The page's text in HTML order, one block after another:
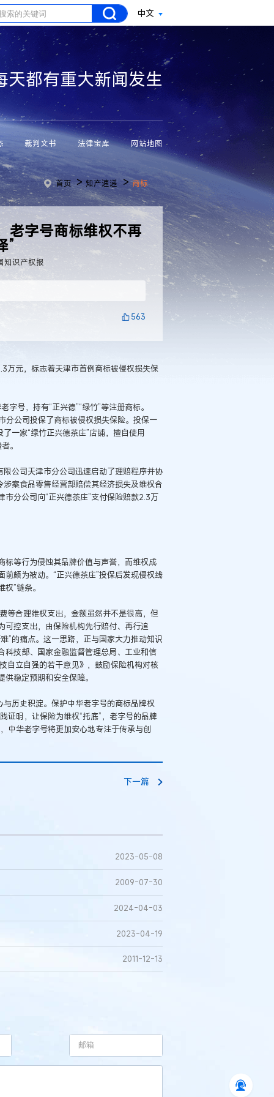
中文
天都有重大新闻发生
裁判文书 法律宝库 网站地图
首页 >知产速递 >商标
老字号商标维权不再
”
知识产权报
563
万元，标志着天津市首例商标被侵权损失保
号，持有“正兴德”“绿竹”等注册商标。
分公司投保了商标被侵权损失保险。投保一
一家“绿竹正兴德茶庄”店铺，擅自使用
。
公司天津市分公司迅速启动了理赔程序并协
案食品零售经营部赔偿其经济损失及维权合
分公司向“正兴德茶庄”支付保险赔款2.3万
标等行为侵蚀其品牌价值与声誉，而维权成
颇为被动。“正兴德茶庄”投保后发现侵权线
”链条。
等合理维权支出，金额虽然并不是很高，但
控支出，由保险机构先行赔付、再行追
”的痛点。这一思路，正与国家大力推动知识
技部、国家金融监督管理总局、工业和信
自立自强的若干意见》，鼓励保险机构对核
稳定预期和安全保障。
历史积淀。保护中华老字号的商标品牌权
证明，让保险为维权“托底”，老字号的品牌
中华老字号将更加安心地专注于传承与创
下一篇
2023-05-08
2009-07-30
2024-04-03
2023-04-19
2011-12-13